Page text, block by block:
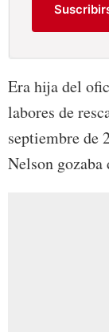
Era hija del
labores de
septiembre de
Nelson gozaba